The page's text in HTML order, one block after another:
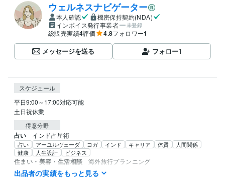
ウェルネスナビゲーター
本人確認
機密保持契約(NDA)
インボイス発行事業者
未登録
総販売実績4評価 4.8フォロワー1
メッセージを送る フォロー1
スケジュール
平日9:00～17:00対応可能
土日祝休業
得意分野
占い インド占星術
占い アーユルヴェーダ ヨガ インド キャリア 体質
人間関係
健康
人生設計 ビジネス
住まい・美容・生活相談 海外旅行プランニング
旅行 お出掛けの相談 アーユルヴェーダ
出品者の実績をもっと見る